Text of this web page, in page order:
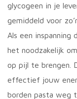
glycogeen in je
gemiddeld voor
Als een inspanning
het noodzakelijk
op pijl te brengen.
effectief jouw
borden pasta weg